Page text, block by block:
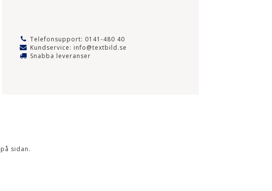
Telefonsupport: 0141-480 40
Kundservice: info@textbild.se
Snabba leveranser
sidan.